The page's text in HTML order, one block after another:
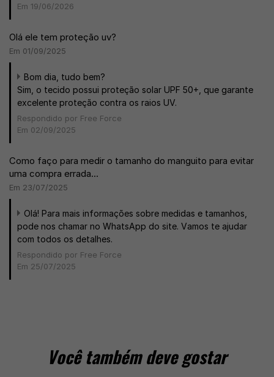
Em 19/06/2026
Olá ele tem proteção uv?
Em 01/09/2025
Bom dia, tudo bem?
Sim, o tecido possui proteção solar UPF 50+, que garante
excelente proteção contra os raios UV.
Respondido por Free Force
Em 02/09/2025
Como faço para medir o tamanho do manguito para evitar
uma compra errada...
Em 23/07/2025
Olá! Para mais informações sobre medidas e tamanhos,
pode nos chamar no WhatsApp do site. Vamos te ajudar
com todos os detalhes.
Respondido por Free Force
Em 25/07/2025
Você também deve gostar